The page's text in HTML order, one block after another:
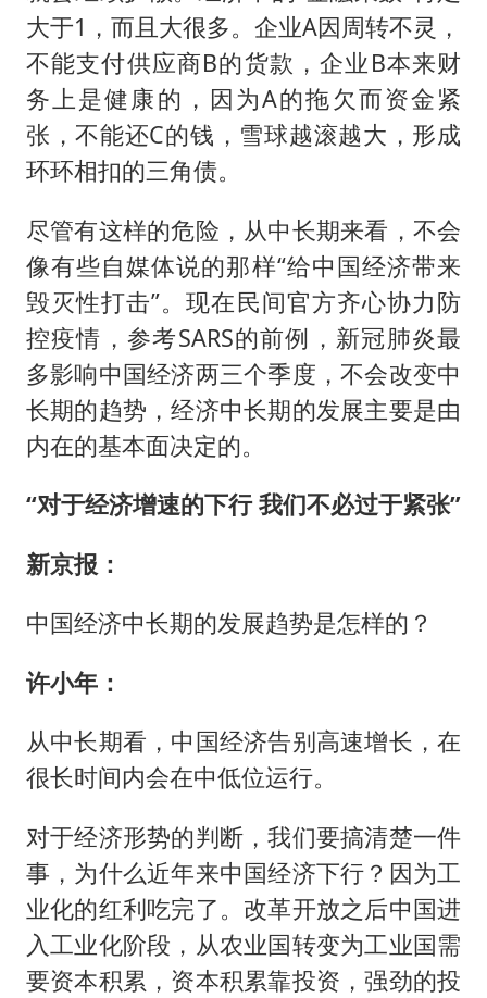
大于1，而且大很多。企业A因周转不灵，
不能支付供应商B的货款，企业B本来财
务上是健康的，因为A的拖欠而资金紧
张，不能还C的钱，雪球越滚越大，形成
环环相扣的三角债。
尽管有这样的危险，从中长期来看，不会
像有些自媒体说的那样“给中国经济带来
毁灭性打击”。现在民间官方齐心协力防
控疫情，参考SARS的前例，新冠肺炎最
多影响中国经济两三个季度，不会改变中
长期的趋势，经济中长期的发展主要是由
内在的基本面决定的。
“对于经济增速的下行 我们不必过于紧张”
新京报：
中国经济中长期的发展趋势是怎样的？
许小年：
从中长期看，中国经济告别高速增长，在
很长时间内会在中低位运行。
对于经济形势的判断，我们要搞清楚一件
事，为什么近年来中国经济下行？因为工
业化的红利吃完了。改革开放之后中国进
入工业化阶段，从农业国转变为工业国需
要资本积累，资本积累靠投资，强劲的投